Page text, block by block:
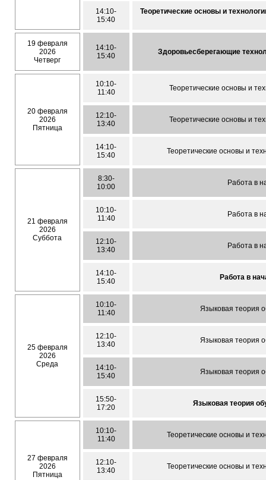
14:10-
15:40
Теоретические основы и
19 февраля
2026
Четверг
14:10-
15:40
Здоровьесберегающие
20 февраля
2026
Пятница
10:10-
11:40
Теоретические основы и
12:10-
13:40
Теоретические основы и
14:10-
15:40
Теоретические основы и
21 февраля
2026
Суббота
8:30-
10:00
Работа в
10:10-
11:40
Работа в
12:10-
13:40
Работа в
14:10-
15:40
Работа в
25 февраля
2026
Среда
10:10-
11:40
Языковая теория
12:10-
13:40
Языковая теория
14:10-
15:40
Языковая теория
15:50-
17:20
Языковая теория
27 февраля
2026
Пятница
10:10-
11:40
Теоретические основы и
12:10-
13:40
Теоретические основы и